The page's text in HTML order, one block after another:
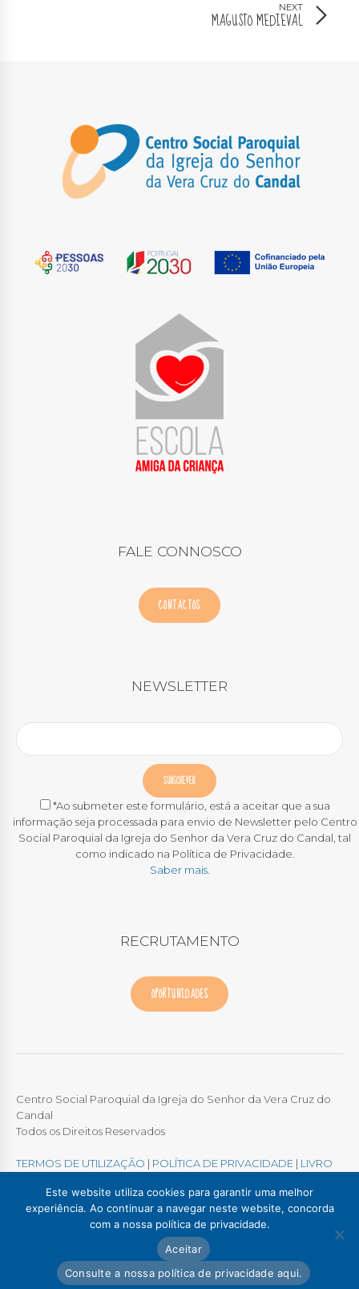
NEXT
MAGUSTO MEDIEVAL
FALE CONNOSCO
CONTACTOS
NEWSLETTER
*Ao submeter este formulário, está a aceitar que a sua
informação seja processada para envio de Newsletter pelo Centro
Social Paroquial da Igreja do Senhor da Vera Cruz do Candal, tal
como indicado na Política de Privacidade.
Saber mais.
RECRUTAMENTO
OPORTUNIDADES
Centro Social Paroquial da Igreja do Senhor da Vera Cruz do
Candal
Todos os Direitos Reservados
TERMOS DE UTILIZAÇÃO | POLÍTICA DE PRIVACIDADE | LIVRO
Colégio / Creche Candal
Creche Madalena
Creche Afurada
Lar Padre Alves Correia
Este website utiliza cookies para garantir uma melhor
experiência. Ao continuar a navegar neste website, concorda
com a nossa política de privacidade.
Aceitar
Consulte a nossa política de privacidade aqui.